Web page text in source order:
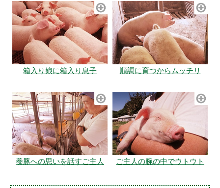
箱入り娘に箱入り息子 順調に育つからムッチリ
養豚への思いを話すご主人 ご主人の腕の中でウトウト